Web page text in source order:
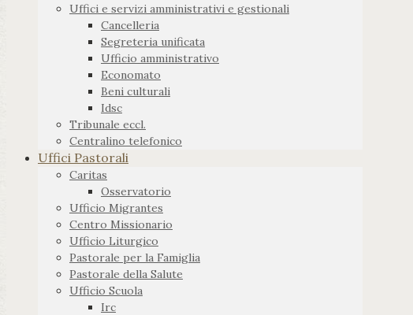
Uffici e servizi amministrativi e gestionali
Cancelleria
Segreteria unificata
Ufficio amministrativo
Economato
Beni culturali
Idsc
Tribunale eccl.
Centralino telefonico
Uffici Pastorali
Caritas
Osservatorio
Ufficio Migrantes
Centro Missionario
Ufficio Liturgico
Pastorale per la Famiglia
Pastorale della Salute
Ufficio Scuola
Irc